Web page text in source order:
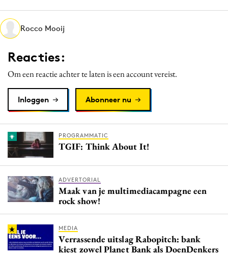
Interne communicatie
Martech
Merkstrategie
PR
Programmatic
Purpose Marketing
Rocco Mooij
Reacties:
Om een reactie achter te laten is een account vereist.
Inloggen Abonneer nu
PROGRAMMATIC
TGIF: Think About It!
ADVERTORIAL
Maak van je multimediacampagne een
rock show!
MEDIA
Verrassende uitslag Rabopitch: bank
kiest zowel Planet Bank als DoenDenkers